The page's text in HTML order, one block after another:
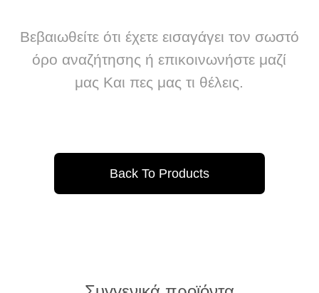
Βεβαιωθείτε ότι έχετε εισαγάγει τον σωστό
όρο αναζήτησης ή επικοινωνήστε μαζί
μας Και πες μας τι θέλεις.
Back To Products